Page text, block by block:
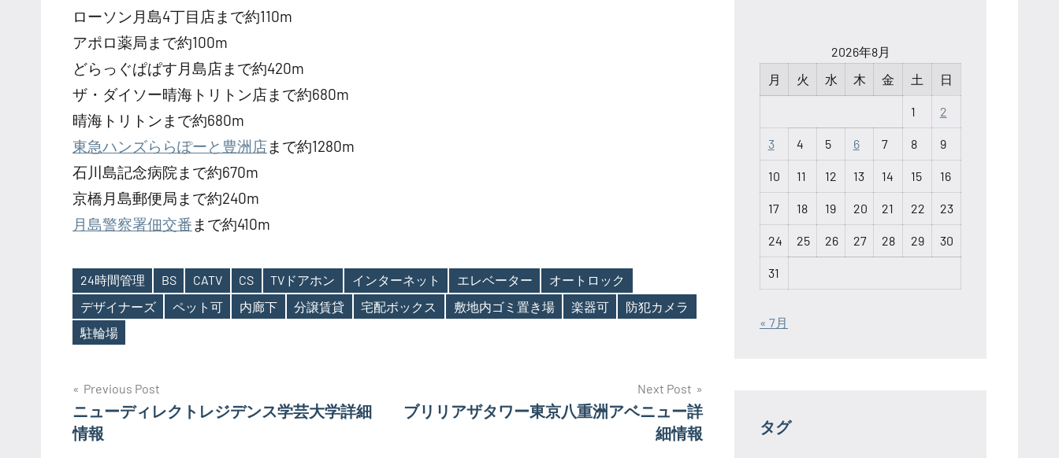
ローソン月島4丁目店まで約110m
アポロ薬局まで約100m
どらっぐぱぱす月島店まで約420m
ザ・ダイソー晴海トリトン店まで約680m
晴海トリトンまで約680m
東急ハンズららぽーと豊洲店まで約1280m
石川島記念病院まで約670m
京橋月島郵便局まで約240m
月島警察署佃交番 まで約410m
Tags
24時間管理 BS CATV CS TVドアホン インターネット エレベーター
オートロック
デザイナーズ
ペット可 内廊下 分譲賃貸 宅配ボックス 敷地内ゴミ置き場 楽器可
防犯カメラ
駐輪場
投
稿
Previous Post
ニューディレクトレジデンス学芸大学詳細
情報
Next Post
ブリリアザタワー東京八重洲アベニュー詳
細情報
2026年8月
月
火 水 木 金 土 日
1 2
3 4 5 6 7 8 9
10 11 12 13 14 15 16
17 18 19 20 21 22 23
24 25 26 27 28 29 30
31
« 7月
タグ